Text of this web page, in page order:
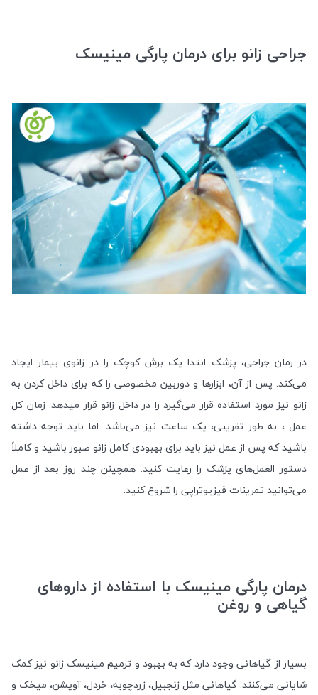
جراحی زانو برای درمان پارگی مینیسک
در زمان جراحی، پزشک ابتدا یک برش کوچک را در زانوی بیمار ایجاد
می‌کند. پس از آن، ابزارها و دوربین مخصوصی را که برای داخل کردن به
زانو نیز مورد استفاده قرار می‌گیرد را در داخل زانو قرار میدهد. زمان کل
عمل ، به طور تقریبی، یک ساعت نیز می‌باشد. اما باید توجه داشته
باشید که پس از عمل نیز باید برای بهبودی کامل زانو صبور باشید و کاملاً
دستور العمل‌های پزشک را رعایت کنید. همچینن چند روز بعد از عمل
می‌توانید تمرینات فیزیوتراپی را شروع کنید.
درمان پارگی مینیسک با استفاده از داروهای
گیاهی و روغن
بسیار از گیاهانی وجود دارد که به بهبود و ترمیم مینیسک زانو نیز کمک
شایانی می‌کنند. گیاهانی مثل زنجبیل، زردچوبه، خردل، آویشن، میخک و